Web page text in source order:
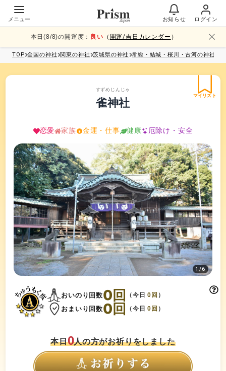
メニュー お知らせ ログイン
本日(8/8)の開運度： 良い （ 開運/吉日カレンダー ）
TOP 全国の神社 関東の神社 茨城県の神社 常総・結城・桜川・古河の神社
マイリスト
すずめじんじゃ
雀神社
恋愛 家族 金運・仕事 健康 厄除け・安全
1/6
おいのり回数0回 （今日0 回 ）
おまいり回数0回 （今日0 回 ）
本日0人の方がお祈りをしました